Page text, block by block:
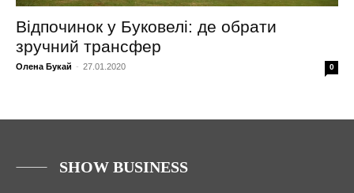
Відпочинок у Буковелі: де обрати
зручний трансфер
Олена Букай - 27.01.2020 0
SHOW BUSINESS